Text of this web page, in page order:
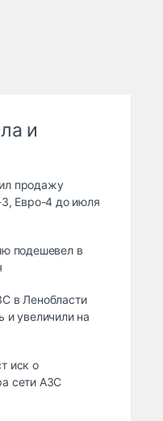
и
продажу
Евро-4 до июля
подешевел в
в Ленобласти
и увеличили на
иск о
сети АЗС